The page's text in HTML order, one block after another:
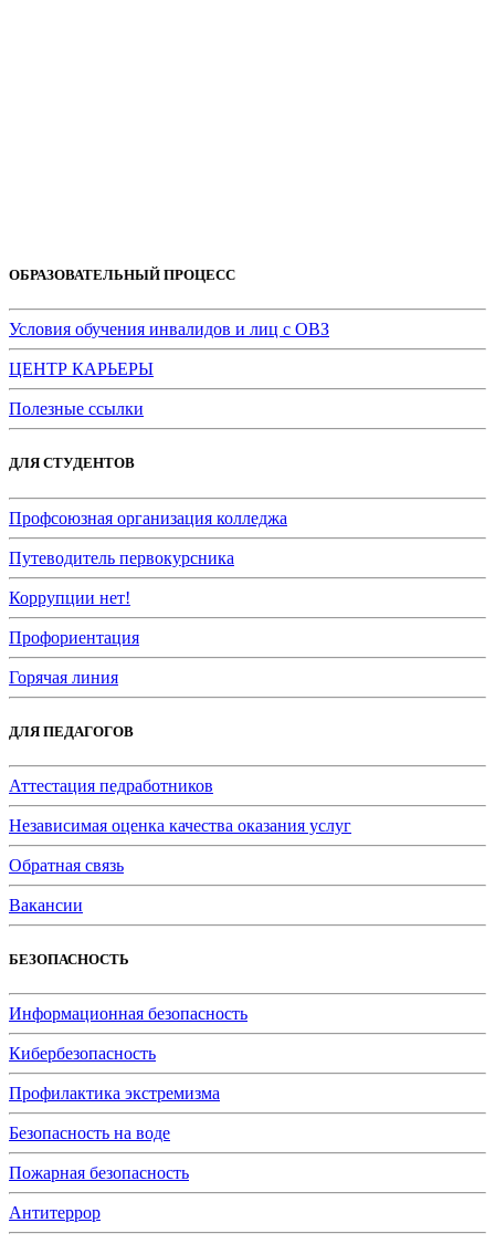
ОБРАЗОВАТЕЛЬНЫЙ ПРОЦЕСС
Условия обучения инвалидов и лиц с ОВЗ
ЦЕНТР КАРЬЕРЫ
Полезные ссылки
ДЛЯ СТУДЕНТОВ
Профсоюзная организация колледжа
Путеводитель первокурсника
Коррупции нет!
Профориентация
Горячая линия
ДЛЯ ПЕДАГОГОВ
Аттестация педработников
Независимая оценка качества оказания услуг
Обратная связь
Вакансии
БЕЗОПАСНОСТЬ
Информационная безопасность
Кибербезопасность
Профилактика экстремизма
Безопасность на воде
Пожарная безопасность
Антитеррор